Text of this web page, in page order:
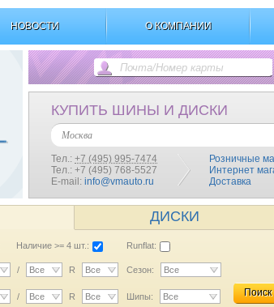
НОВОСТИ О КОМПАНИИ
КУПИТЬ ШИНЫ И ДИСКИ
Москва
Тел.: +7 (495) 995-7474
Тел.: +7 (495) 768-5527
E-mail: info@vmauto.ru
Розничные
Интернет
Доставка
ДИСКИ
Наличие >= 4 шт.: Runflat:
/ Все R Все Сезон: Все
/ Все R Все Шипы: Все Поиск